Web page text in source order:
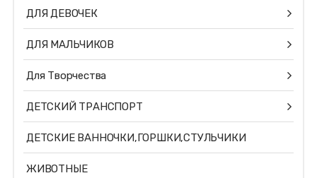
ДЛЯ ДЕВОЧЕК
ДЛЯ МАЛЬЧИКОВ
Для Творчества
ДЕТСКИЙ ТРАНСПОРТ
ДЕТСКИЕ ВАННОЧКИ,ГОРШКИ,СТУЛЬЧИКИ
ЖИВОТНЫЕ